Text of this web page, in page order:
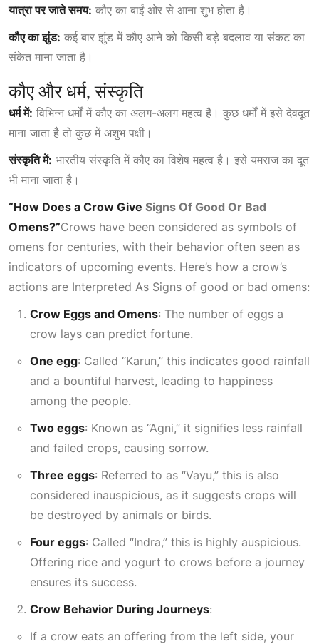
यात्रा पर जाते समय: कौए का बाईं ओर से आना शुभ होता है।
कौए का झुंड: कई बार झुंड में कौए आने को किसी बड़े बदलाव या संकट का
संकेत माना जाता है।
कौए और धर्म, संस्कृति
धर्म में: विभिन्न धर्मों में कौए का अलग-अलग महत्व है। कुछ धर्मों में इसे देवदूत
माना जाता है तो कुछ में अशुभ पक्षी।
संस्कृति में: भारतीय संस्कृति में कौए का विशेष महत्व है। इसे यमराज का दूत
भी माना जाता है।
“How Does a Crow Give Signs Of Good Or Bad
Omens?”Crows have been considered as symbols of
omens for centuries, with their behavior often seen as
indicators of upcoming events. Here’s how a crow’s
actions are Interpreted As Signs of good or bad omens:
Crow Eggs and Omens: The number of eggs a
crow lays can predict fortune.
One egg: Called “Karun,” this indicates good rainfall
and a bountiful harvest, leading to happiness
among the people.
Two eggs: Known as “Agni,” it signifies less rainfall
and failed crops, causing sorrow.
Three eggs: Referred to as “Vayu,” this is also
considered inauspicious, as it suggests crops will
be destroyed by animals or birds.
Four eggs: Called “Indra,” this is highly auspicious.
Offering rice and yogurt to crows before a journey
ensures its success.
Crow Behavior During Journeys:
If a crow eats an offering from the left side, your